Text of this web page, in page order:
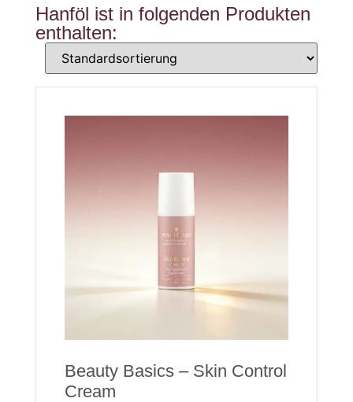
Hanföl ist in folgenden Produkten
enthalten:
Beauty Basics – Skin Control
Cream